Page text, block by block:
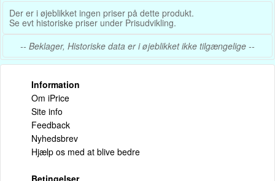
Der er i øjeblikket ingen priser på dette produkt.
Se evt historiske priser under Prisudvikling.
-- Beklager, Historiske data er i øjeblikket ikke tilgængelige --
Information
Om iPrice
Site info
Feedback
Nyhedsbrev
Hjælp os med at blive bedre
Betingelser